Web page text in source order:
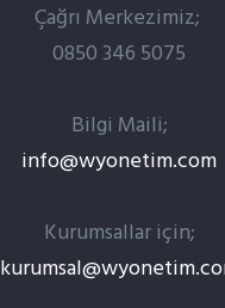
Çağrı Merkezimiz;
0850 346 5075
Bilgi Maili;
info@wyonetim.com
Kurumsallar için;